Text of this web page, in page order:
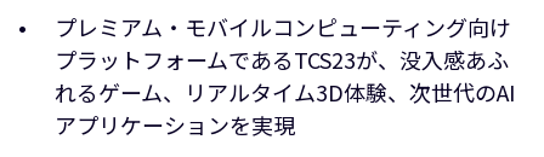
プレミアム・モバイルコンピューティング向け
プラットフォームであるTCS23が、没入感あふ
れるゲーム、リアルタイム3D体験、次世代のAI
アプリケーションを実現